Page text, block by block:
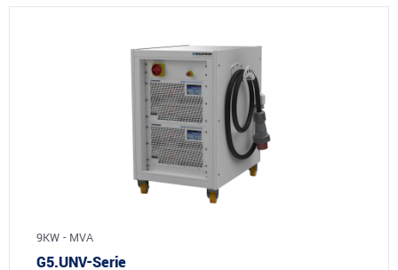
9KW - MVA
G5.UNV-Serie